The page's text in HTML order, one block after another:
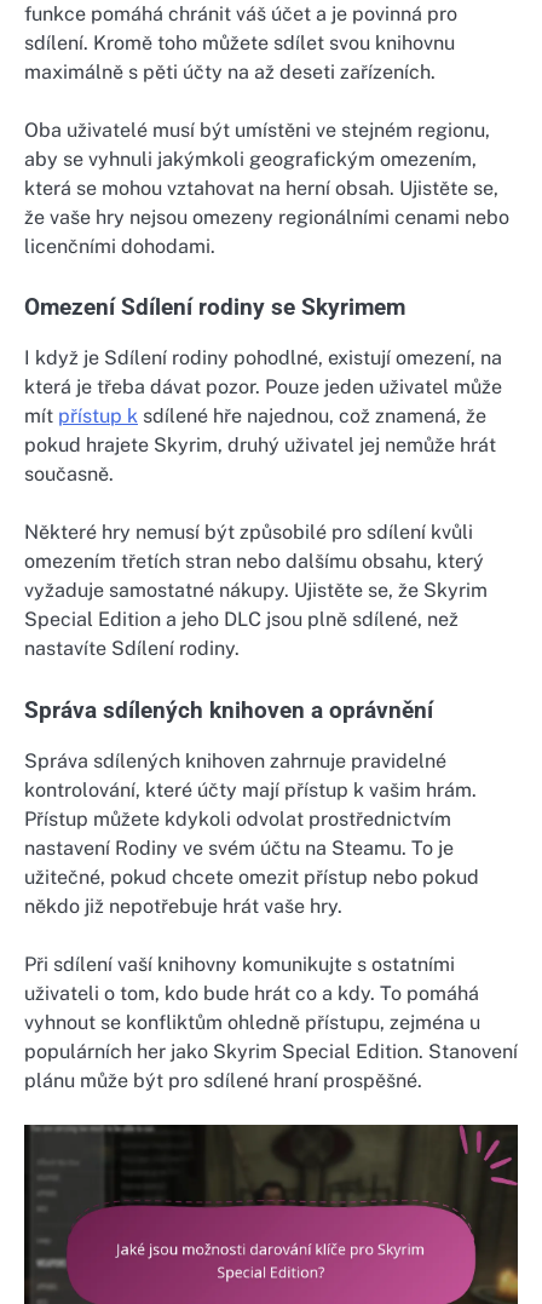
funkce pomáhá chránit váš účet a je povinná pro
sdílení. Kromě toho můžete sdílet svou knihovnu
maximálně s pěti účty na až deseti zařízeních.
Oba uživatelé musí být umístěni ve stejném regionu,
aby se vyhnuli jakýmkoli geografickým omezením,
která se mohou vztahovat na herní obsah. Ujistěte se,
že vaše hry nejsou omezeny regionálními cenami nebo
licenčními dohodami.
Omezení Sdílení rodiny se Skyrimem
I když je Sdílení rodiny pohodlné, existují omezení, na
která je třeba dávat pozor. Pouze jeden uživatel může
mít přístup k sdílené hře najednou, což znamená, že
pokud hrajete Skyrim, druhý uživatel jej nemůže hrát
současně.
Některé hry nemusí být způsobilé pro sdílení kvůli
omezením třetích stran nebo dalšímu obsahu, který
vyžaduje samostatné nákupy. Ujistěte se, že Skyrim
Special Edition a jeho DLC jsou plně sdílené, než
nastavíte Sdílení rodiny.
Správa sdílených knihoven a oprávnění
Správa sdílených knihoven zahrnuje pravidelné
kontrolování, které účty mají přístup k vašim hrám.
Přístup můžete kdykoli odvolat prostřednictvím
nastavení Rodiny ve svém účtu na Steamu. To je
užitečné, pokud chcete omezit přístup nebo pokud
někdo již nepotřebuje hrát vaše hry.
Při sdílení vaší knihovny komunikujte s ostatními
uživateli o tom, kdo bude hrát co a kdy. To pomáhá
vyhnout se konfliktům ohledně přístupu, zejména u
populárních her jako Skyrim Special Edition. Stanovení
plánu může být pro sdílené hraní prospěšné.